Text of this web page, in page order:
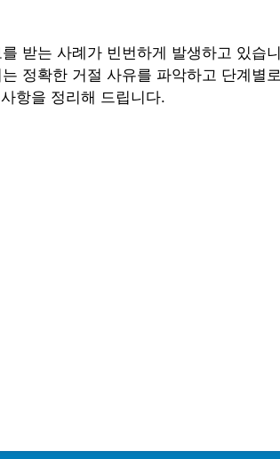
받는 사례가 빈번하게 발생하고 있습
정확한 거절 사유를 파악하고 단계별
항을 정리해 드립니다.